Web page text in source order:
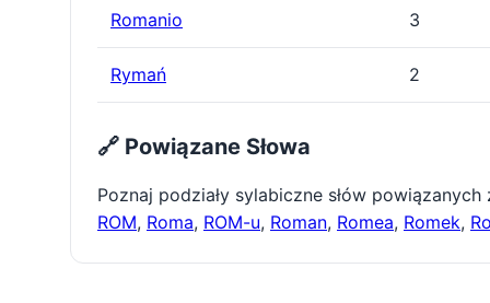
Romanio 3
Rymań 2
🔗 Powiązane Słowa
Poznaj podziały sylabiczne słów
ROM, Roma, ROM-u, Roman, Romea, Romek,